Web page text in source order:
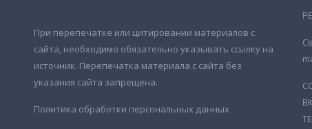
При перепечатке или цитировании материалов с
сайта, необходимо обязательно указывать ссылку на
источник. Перепечатка материала с сайта без
указания сайта запрещена.
Политика обработки персональных данных